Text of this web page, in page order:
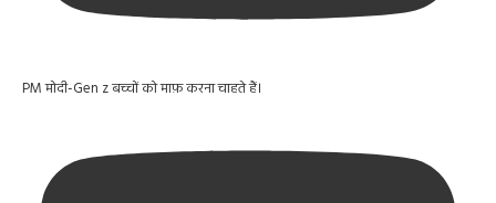
PM मोदी-Gen z बच्चों को माफ़ करना चाहते हैं।